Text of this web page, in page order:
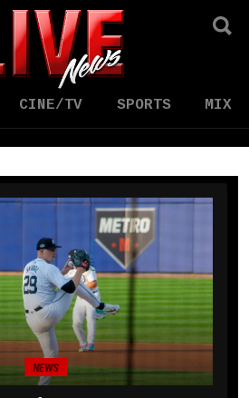
CINE/TV SPORTS MIX
NEWS